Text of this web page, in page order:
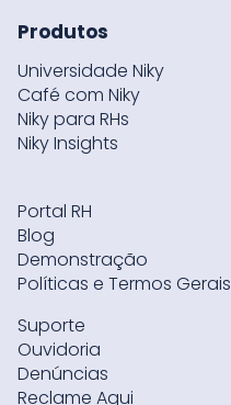
Produtos
Universidade Niky
Café com Niky
Niky para RHs
Niky Insights
Portal RH
Blog
Demonstração
Políticas e Termos Gerais
Suporte
Ouvidoria
Denúncias
Reclame Aqui